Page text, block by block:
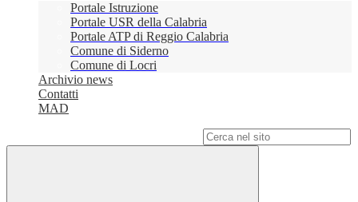
Portale Istruzione
Portale USR della Calabria
Portale ATP di Reggio Calabria
Comune di Siderno
Comune di Locri
Archivio news
Contatti
MAD